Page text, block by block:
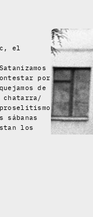
el
por
de
chatarra/
proselitismo
sábanas
los